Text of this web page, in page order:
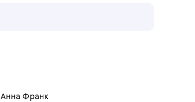
Анна Франк